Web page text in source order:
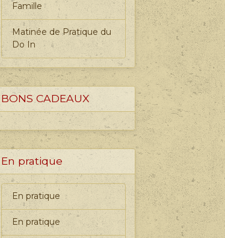
Famille
Matinée de Pratique du
Do In
BONS CADEAUX
En pratique
En pratique
En pratique